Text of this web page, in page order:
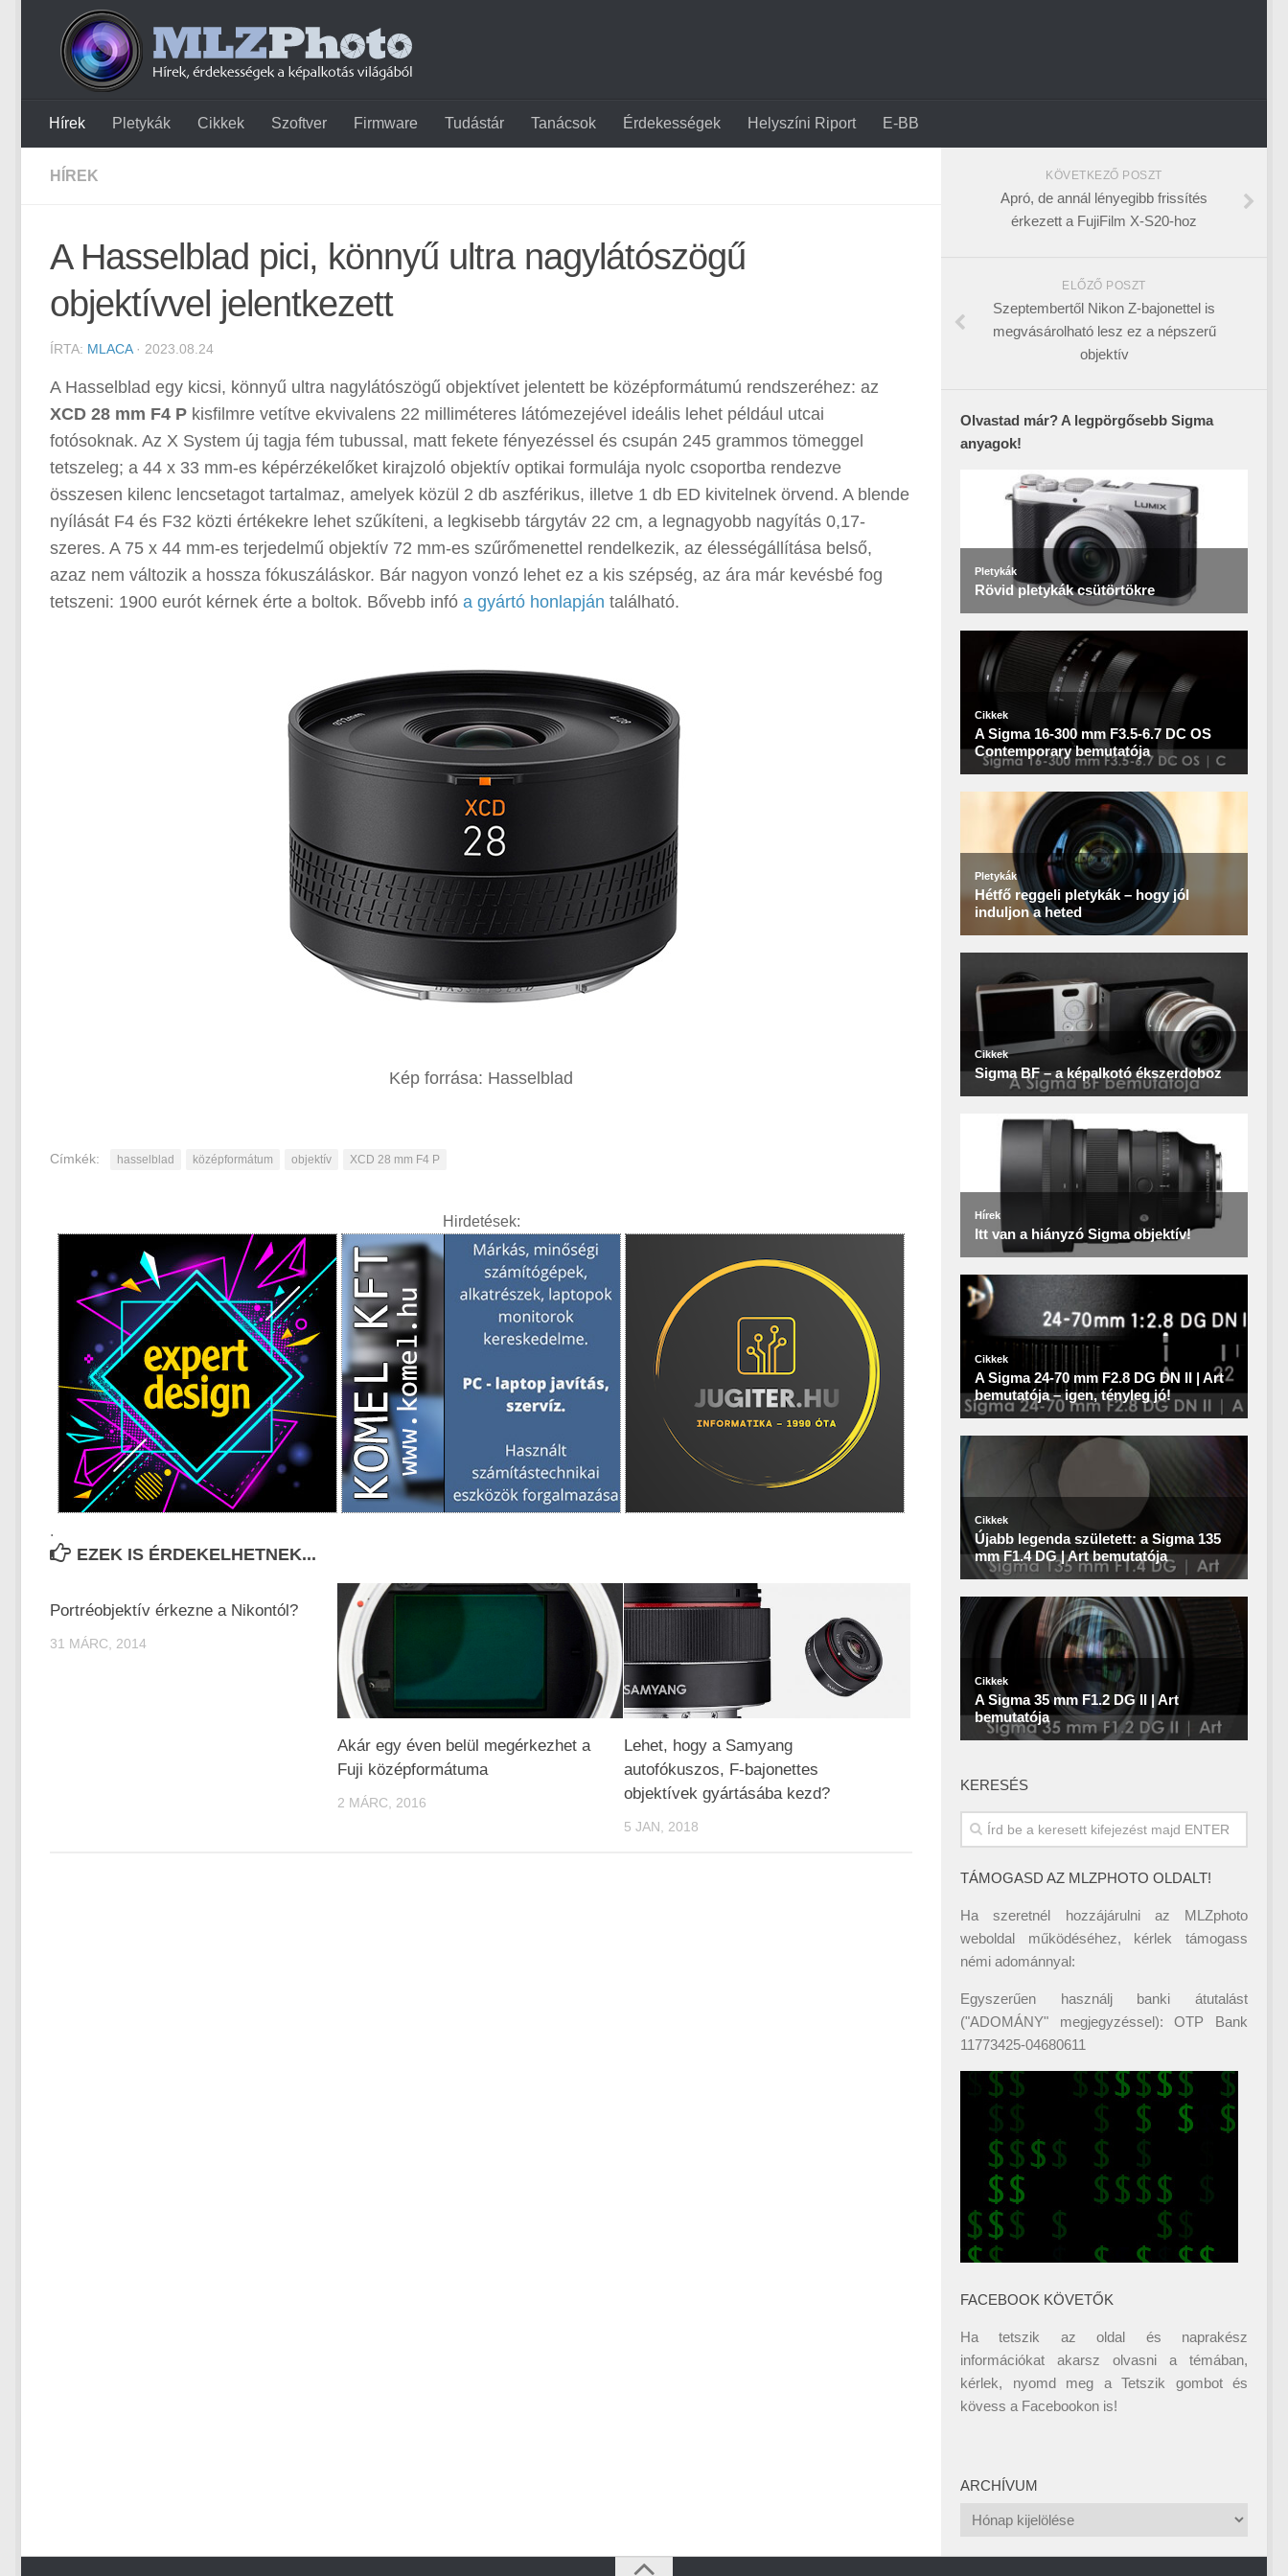
Hírek Pletykák Cikkek Szoftver Firmware Tudástár Tanácsok Érdekességek Helyszíni Riport E-BB
HÍREK
A Hasselblad pici, könnyű ultra nagylátószögű
objektívvel jelentkezett
ÍRTA: MLACA· 2023.08.24
A Hasselblad egy kicsi, könnyű ultra nagylátószögű objektívet jelentett be középformátumú rendszeréhez: az
XCD 28 mm F4 P kisfilmre vetítve ekvivalens 22 milliméteres látómezejével ideális lehet például utcai
fotósoknak. Az X System új tagja fém tubussal, matt fekete fényezéssel és csupán 245 grammos tömeggel
tetszeleg; a 44 x 33 mm-es képérzékelőket kirajzoló objektív optikai formulája nyolc csoportba rendezve
összesen kilenc lencsetagot tartalmaz, amelyek közül 2 db aszférikus, illetve 1 db ED kivitelnek örvend. A blende
nyílását F4 és F32 közti értékekre lehet szűkíteni, a legkisebb tárgytáv 22 cm, a legnagyobb nagyítás 0,17-
szeres. A 75 x 44 mm-es terjedelmű objektív 72 mm-es szűrőmenettel rendelkezik, az élességállítása belső,
azaz nem változik a hossza fókuszáláskor. Bár nagyon vonzó lehet ez a kis szépség, az ára már kevésbé fog
tetszeni: 1900 eurót kérnek érte a boltok. Bővebb infó a gyártó honlapján található.
Kép forrása: Hasselblad
Címkék: hasselblad középformátum objektív XCD 28 mm F4 P
Hirdetések:
.
EZEK IS ÉRDEKELHETNEK...
Portréobjektív érkezne a Nikontól?
31 MÁRC, 2014
Akár egy éven belül megérkezhet a
Fuji középformátuma
2 MÁRC, 2016
Lehet, hogy a Samyang
autofókuszos, F-bajonettes
objektívek gyártásába kezd?
5 JAN, 2018
KÖVETKEZŐ POSZT
Apró, de annál lényegibb frissítés
érkezett a FujiFilm X-S20-hoz
ELŐZŐ POSZT
Szeptembertől Nikon Z-bajonettel is
megvásárolható lesz ez a népszerű
objektív
Olvastad már? A legpörgősebb Sigma
anyagok!
KERESÉS
TÁMOGASD AZ MLZPHOTO OLDALT!
Ha szeretnél hozzájárulni az MLZphoto
weboldal működéséhez, kérlek támogass
némi adománnyal:
Egyszerűen használj banki átutalást
("ADOMÁNY" megjegyzéssel): OTP Bank
11773425-04680611
FACEBOOK KÖVETŐK
Ha tetszik az oldal és naprakész
információkat akarsz olvasni a témában,
kérlek, nyomd meg a Tetszik gombot és
kövess a Facebookon is!
ARCHÍVUM
Archívum